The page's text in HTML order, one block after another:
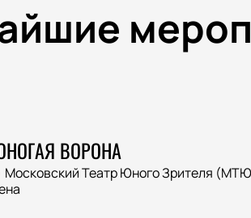
ВОРОНА
Московский Театр Юного Зрителя